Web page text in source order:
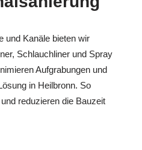
und Kanäle bieten wir
Schlauchliner und Spray
Aufgrabungen und
in Heilbronn. So
reduzieren die Bauzeit